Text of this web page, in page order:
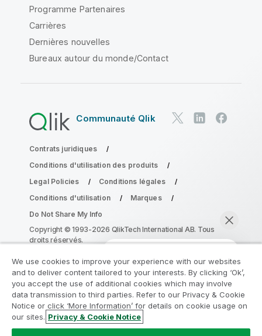
Discuter maintenant
Programme Partenaires
Carrières
Dernières nouvelles
Bureaux autour du monde/Contact
Communauté Qlik
Contrats juridiques
Conditions d'utilisation des produits
Legal Policies
Conditions légales
Conditions d'utilisation
Marques
Do Not Share My Info
Copyright © 1993-2026 QlikTech International AB. Tous
droits réservés.
Rejoignez le Programme de
modernisation analytique
Modernisez votre système sans compromettre vos
We use cookies to improve your experience with our websites
and to deliver content tailored to your interests. By clicking ‘Ok’,
you accept the use of additional cookies which may involve
data transmission to third parties. Refer to our Privacy & Cookie
Notice or click ‘More Information’ for details on cookie usage on
our sites. Privacy & Cookie Notice